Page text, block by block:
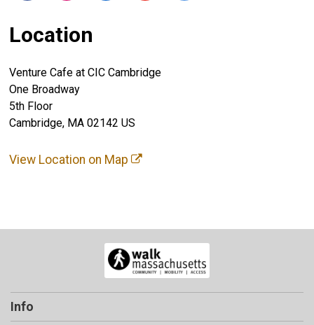
Location
Venture Cafe at CIC Cambridge
One Broadway
5th Floor
Cambridge, MA 02142 US
View Location on Map
Info